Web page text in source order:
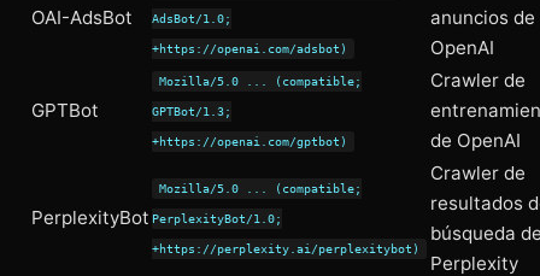
OAI-AdsBot AdsBot/1.0;
+https://openai.com/adsbot)
anuncios de
OpenAI
GPTBot
Mozilla/5.0 ... (compatible;
GPTBot/1.3;
+https://openai.com/gptbot)
Crawler de
de OpenAI
PerplexityBot
Mozilla/5.0 ... (compatible;
PerplexityBot/1.0;
+https://perplexity.ai/perplexitybot)
Crawler de
resultados
búsqueda
Perplexity